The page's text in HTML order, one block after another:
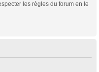
les règles du forum en le